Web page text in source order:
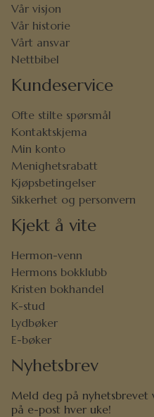
Vår visjon
Vår historie
Vårt ansvar
Nettbibel
Kundeservice
Ofte stilte spørsmål
Kontaktskjema
Min konto
Menighetsrabatt
Kjøpsbetingelser
Sikkerhet og personvern
Kjekt å vite
Hermon-venn
Hermons bokklubb
Kristen bokhandel
K-stud
Lydbøker
E-bøker
Nyhetsbrev
Meld deg på
på e-post hver uke!